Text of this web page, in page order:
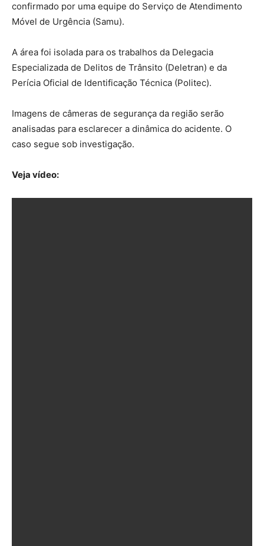
confirmado por uma equipe do Serviço de Atendimento
Móvel de Urgência (Samu).
A área foi isolada para os trabalhos da Delegacia
Especializada de Delitos de Trânsito (Deletran) e da
Perícia Oficial de Identificação Técnica (Politec).
Imagens de câmeras de segurança da região serão
analisadas para esclarecer a dinâmica do acidente. O
caso segue sob investigação.
Veja vídeo: